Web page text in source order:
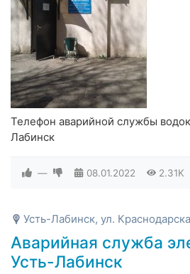
Телефон аварийной службы
Лабинск
— 08.01.2022 2.31K
Усть-Лабинск, ул.
Аварийная служба
Усть-Лабинск